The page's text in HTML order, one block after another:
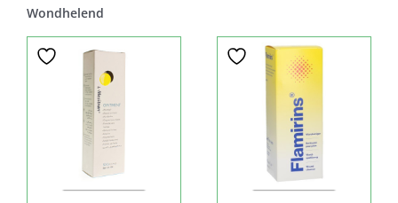
Wondhelend